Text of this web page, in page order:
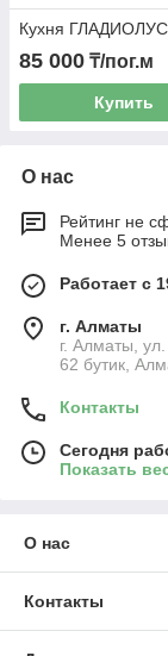
Кухня ГЛАДИОЛУС
85 000 ₸/пог.м
Купить
О нас
Рейтинг не
Менее 5
Работает с
г. Алматы
г. Алматы,
62 бутик,
Контакты
Сегодня
Показать
О нас
Контакты